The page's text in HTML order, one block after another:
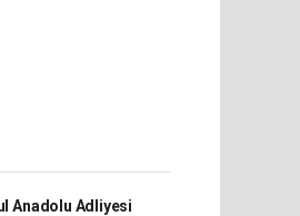
Anadolu Adliyesi